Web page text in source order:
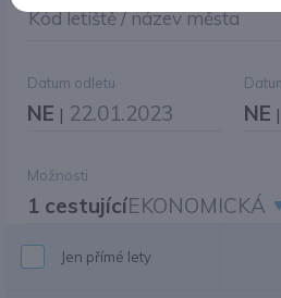
Kód letiště / název města
Datum odletu
NE | 22.01.2023 NE |
Možnosti
1 cestujícíEKONOMICKÁ
Jen přímé lety